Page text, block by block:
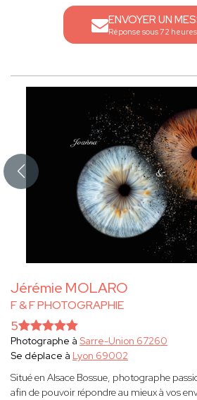
ENVOYER UN
Réponse sous 72 heures
Jérémie MOLARO
F & F PHOTOGRAPHIE
5
Photographe à Sarre-Union 67260
Se déplace à Lyon 69002
Situé en Alsace Bossue, photographe
afin de pouvoir répondre au mieux à vos